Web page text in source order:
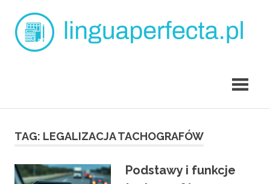
content
TAG: LEGALIZACJA TACHOGRAFÓW
Podstawy i funkcje